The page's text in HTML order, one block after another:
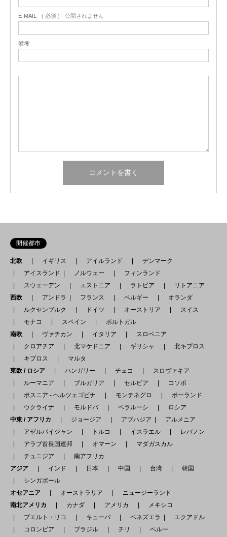
E-MAIL ( 必須 ) - 公開されません -
備考
開催都市
北欧 イギリス アイルランド
デンマーク
アイスランド
ノルウェー
フィンランド
スウェーデン
エストニア ラトビア
リトアニア
西欧
アンドラ フランス ベルギー
オランダ
ルクセンブルク
ドイツ オーストリア
スイス
モナコ
スペイン
ポルトガル
南欧
ヴァチカン イタリア
スロベニア
クロアチア
北マケドニア ギリシャ
北キプロス
キプロス
マルタ
東欧 / ロシア
ハンガリー チェコ
スロヴァキア
ルーマニア
ブルガリア セルビア
コソボ
ボスニア - ヘルツェゴビナ
モンテネグロ
ポーランド
ウクライナ
モルドバ ベラルーシ
ロシア
中東 / アフリカ
ジョージア アブハジア
アルメニア
アゼルバイジャン
トルコ イスラエル
レバノン
アラブ首長国連邦
オマーン
マダガスカル
チュニジア
南アフリカ
アジア
インド 日本 中国 台湾
韓国
シンガポール
オセアニア
オーストラリア
ニュージーランド
南北アメリカ
カナダ アメリカ
メキシコ
プエルト・リコ
キューバ ベネズエラ
エクアドル
コロンビア
ブラジル チリ
ペルー